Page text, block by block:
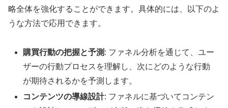
略全体を強化することができます。具体的には、以下のよ
うな方法で応用できます。
購買行動の把握と予測 : ファネル分析を通じて、ユー
ザーの行動プロセスを理解し、次にどのような行動
が期待されるかを予測します。
コンテンツの導線設計: ファネルに基づいてコンテン